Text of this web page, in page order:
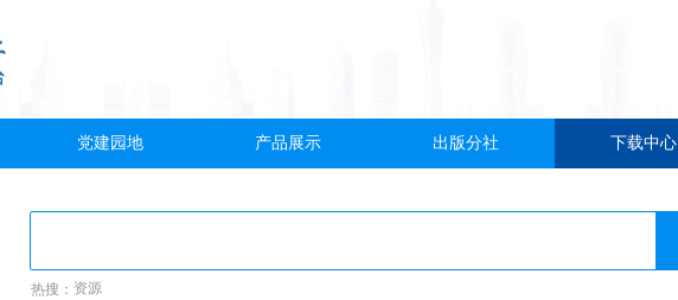
党建园地 产品展示 出版分社 下载中心
热搜： 资源